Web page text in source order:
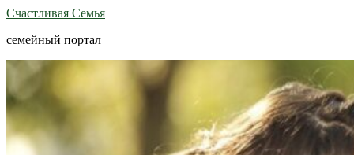
Счастливая Семья
семейный портал